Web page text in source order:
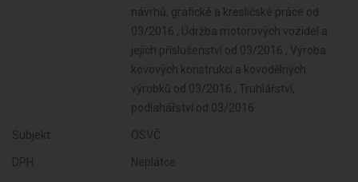
návrhů, grafické a kresličské práce od
03/2016 , Údržba motorových vozidel a
jejich příslušenství od 03/2016 , Výroba
kovových konstrukcí a kovodělných
výrobků od 03/2016 , Truhlářství,
podlahářství od 03/2016
Subjekt: OSVČ
DPH: Neplátce